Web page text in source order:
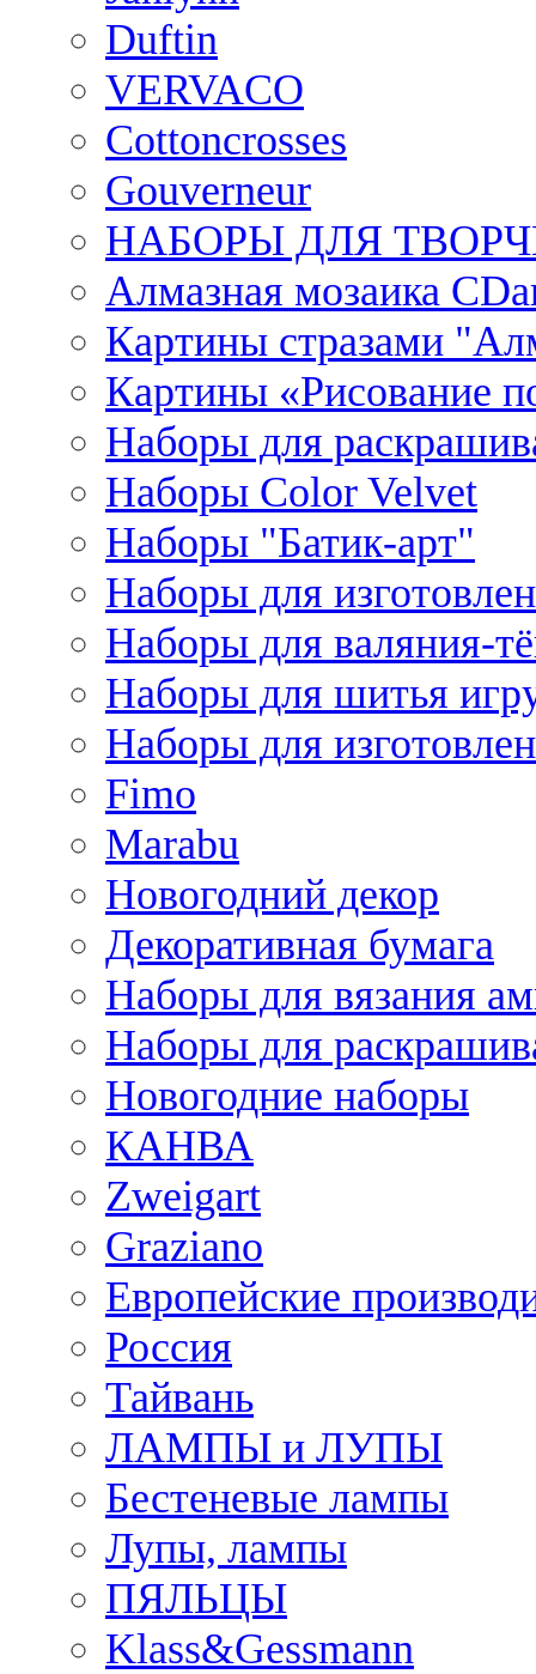
Duftin
VERVACO
Cottoncrosses
Gouverneur
НАБОРЫ ДЛЯ
Алмазная мозаика
Картины стразами
Картины «Рисование
Наборы для
Наборы Сolor Velvet
Наборы "Батик-арт"
Наборы для
Наборы для валяния-
Наборы для шитья
Наборы для
Fimo
Marabu
Новогодний декор
Декоративная бумага
Наборы для вязания
Наборы для
Новогодние наборы
КАНВА
Zweigart
Graziano
Европейские
Россия
Тайвань
ЛАМПЫ и ЛУПЫ
Бестеневые лампы
Лупы, лампы
ПЯЛЬЦЫ
Klass&Gessmann